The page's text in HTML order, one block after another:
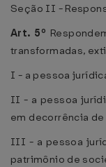
Seção II -
Art. 5º
transformadas,
I - a pessoa
II - a pessoa
em decorrência
III - a pessoa
patrimônio de